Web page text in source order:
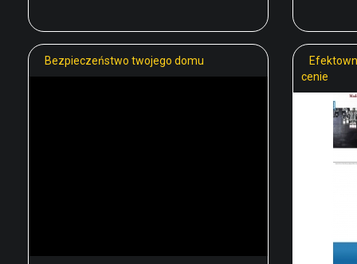
Bezpieczeństwo twojego domu
cenie